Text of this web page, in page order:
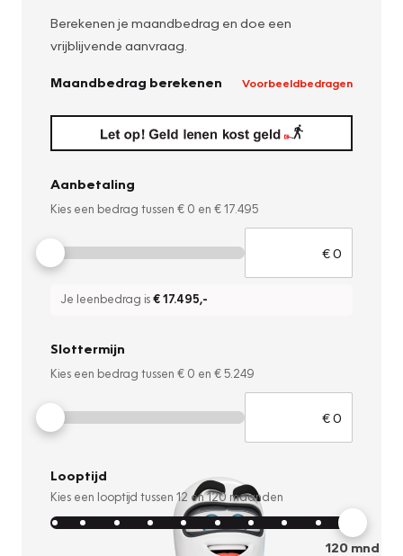
Berekenen je maandbedrag en doe een
vrijblijvende aanvraag.
Maandbedrag berekenen Voorbeeldbedragen
Aanbetaling
Kies een bedrag tussen € 0 en € 17.495
Je leenbedrag is€ 17.495,-
Slottermijn
Kies een bedrag tussen € 0 en € 5.249
Looptijd
Kies een looptijd tussen 12 en120 maanden
120mnd